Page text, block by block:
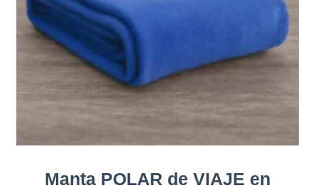
Manta POLAR de VIAJE en